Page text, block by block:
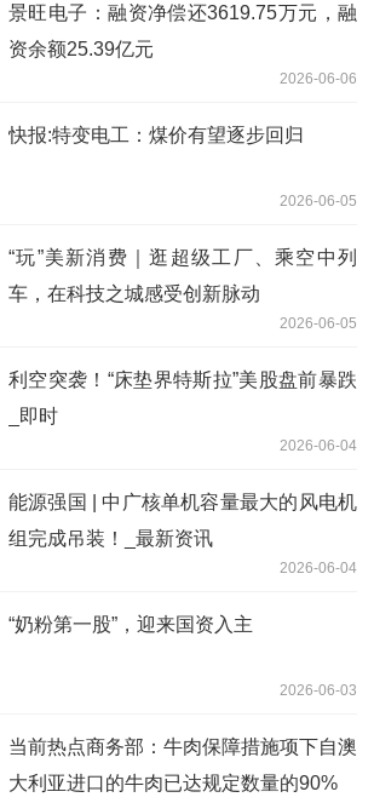
景旺电子：融资净偿还3619.75万元，融
资余额25.39亿元
2026-06-06
快报:特变电工：煤价有望逐步回归
2026-06-05
“玩”美新消费｜逛超级工厂、乘空中列
车，在科技之城感受创新脉动
2026-06-05
利空突袭！“床垫界特斯拉”美股盘前暴跌
_即时
2026-06-04
能源强国 | 中广核单机容量最大的风电机
组完成吊装！_最新资讯
2026-06-04
“奶粉第一股”，迎来国资入主
2026-06-03
当前热点商务部：牛肉保障措施项下自澳
大利亚进口的牛肉已达规定数量的90%